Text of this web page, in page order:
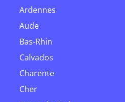
Ardennes
Aude
Bas-Rhin
Calvados
Charente
Cher